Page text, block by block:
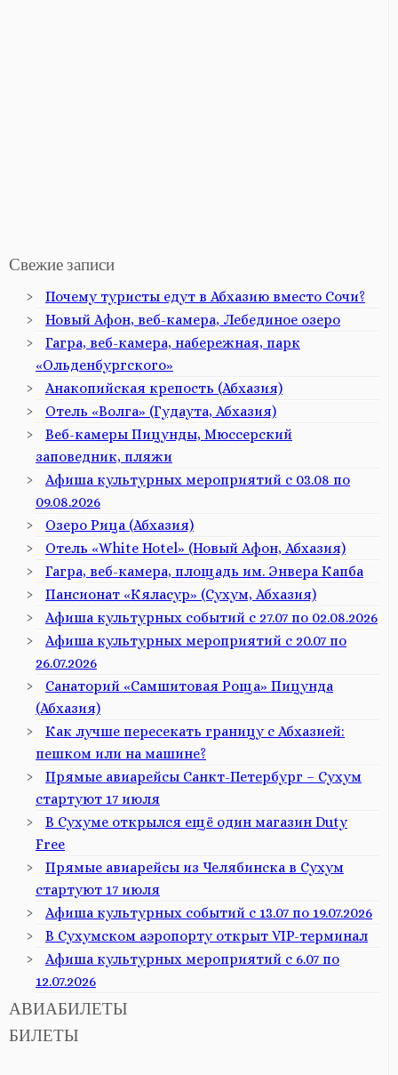
Свежие записи
Почему туристы едут в Абхазию вместо Сочи?
Новый Афон, веб-камера, Лебединое озеро
Гагра, веб-камера, набережная, парк
«Ольденбургского»
Анакопийская крепость (Абхазия)
Отель «Волга» (Гудаута, Абхазия)
Веб-камеры Пицунды, Мюссерский
заповедник, пляжи
Афиша культурных мероприятий с 03.08 по
09.08.2026
Озеро Рица (Абхазия)
Отель «White Hotel» (Новый Афон, Абхазия)
Гагра, веб-камера, площадь им. Энвера Капба
Пансионат «Кяласур» (Сухум, Абхазия)
Афиша культурных событий с 27.07 по 02.08.2026
Афиша культурных мероприятий с 20.07 по
26.07.2026
Санаторий «Самшитовая Роща» Пицунда
(Абхазия)
Как лучше пересекать границу с Абхазией:
пешком или на машине?
Прямые авиарейсы Санкт-Петербург – Сухум
стартуют 17 июля
В Сухуме открылся ещё один магазин Duty
Free
Прямые авиарейсы из Челябинска в Сухум
стартуют 17 июля
Афиша культурных событий с 13.07 по 19.07.2026
В Сухумском аэропорту открыт VIP-терминал
Афиша культурных мероприятий с 6.07 по
12.07.2026
АВИАБИЛЕТЫ
БИЛЕТЫ